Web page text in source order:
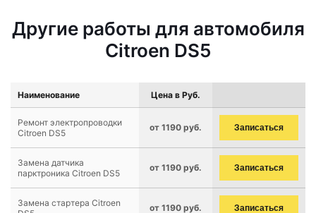
Другие работы для автомобиля
Citroen DS5
Наименование Цена в Руб.
Ремонт электропроводки
Citroen DS5
от 1190 руб. Записаться
Замена датчика
парктроника Citroen DS5
от 1190 руб. Записаться
Замена стартера Citroen
от 1190 руб. Записаться